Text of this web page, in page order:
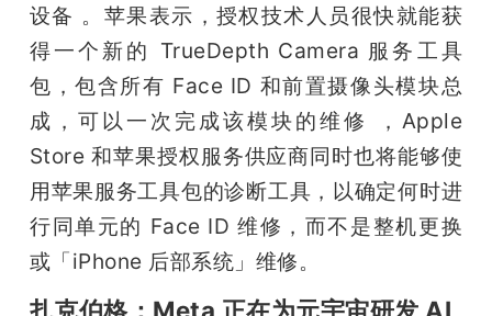
设备 。苹果表示，授权技术人员很快就能获
得一个新的 TrueDepth Camera 服务工具
包，包含所有 Face ID 和前置摄像头模块总
成，可以一次完成该模块的维修 ，Apple
Store 和苹果授权服务供应商同时也将能够使
用苹果服务工具包的诊断工具，以确定何时进
行同单元的 Face ID 维修，而不是整机更换
或「iPhone 后部系统」维修。
扎克伯格：Meta 正在为元宇宙研发 AI